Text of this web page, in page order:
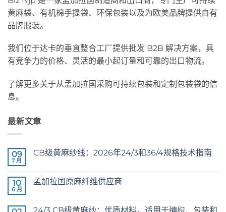
黄麻袋、有机棉手提袋、环保包装以及为欧美品牌提供自有
品牌服装。
我们位于达卡的垂直整合工厂提供批发 B2B 解决方案，具
有竞争力的价格、灵活的最小起订量和可靠的出口物流。
了解更多关于从孟加拉国采购可持续包装和定制包装袋的信
息。
最新文章
09
7 月
CB级黄麻纱线：2026年24/3和36/4规格技术指南
Yarn:
Guide
10
6 月
孟加拉国原麻纤维供应商